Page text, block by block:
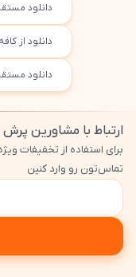
دانلود
دانلود از
دانلود
ارتباط با مشاورین پرش
برای استفاده از تخفیفات
تماس‌تون رو وارد کنین